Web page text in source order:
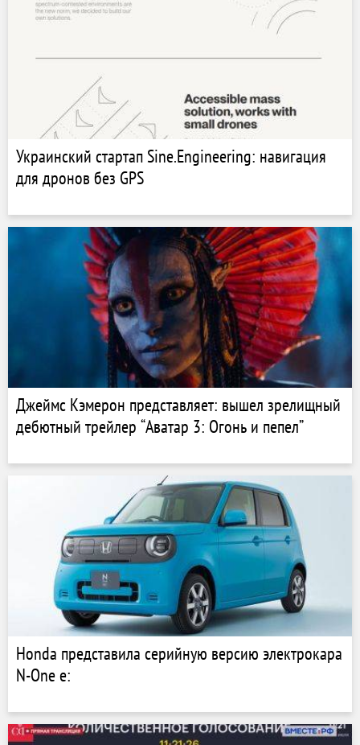
Украинский стартап Sine.Engineering: навигация
для дронов без GPS
Джеймс Кэмерон представляет: вышел зрелищный
дебютный трейлер “Аватар 3: Огонь и пепел”
Honda представила серийную версию электрокара
N-One e: